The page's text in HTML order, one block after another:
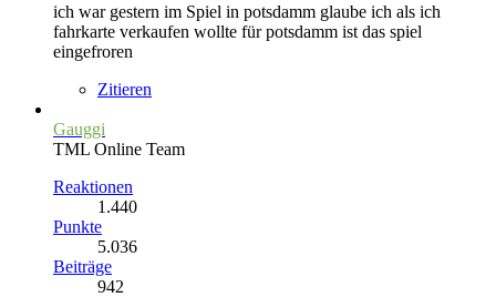
ich war gestern im Spiel in potsdamm glaube ich als ich
fahrkarte verkaufen wollte für potsdamm ist das spiel
eingefroren
Zitieren
Gauggi
TML Online Team
Reaktionen
1.440
Punkte
5.036
Beiträge
942